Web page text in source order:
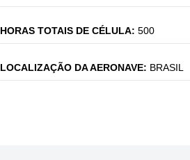
HORAS TOTAIS DE CÉLULA: 500
LOCALIZAÇÃO DA AERONAVE: BRASIL